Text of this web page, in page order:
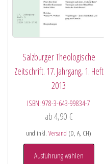
Salzburger Theologische
Zeitschrift. 17. Jahrgang, 1. Heft
2013
ISBN:978-3-643-99834-7
ab4,90 €
und inkl.Versand (D, A, CH)
Ausführung wählen